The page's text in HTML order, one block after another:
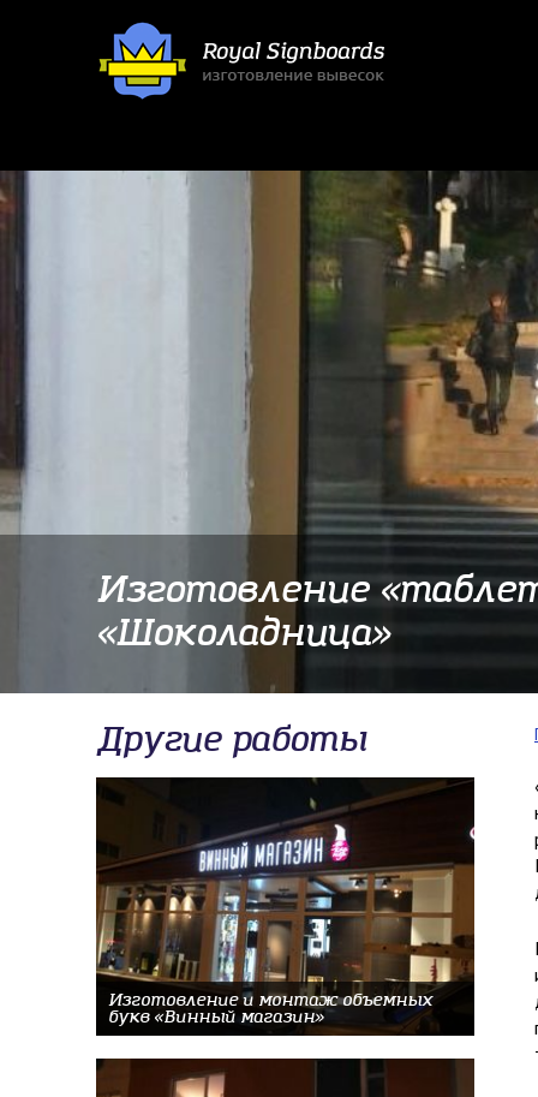
​Изготовление
«Шоколадница»
Другие работы
Изготовление и монтаж объемных
букв «Винный магазин»